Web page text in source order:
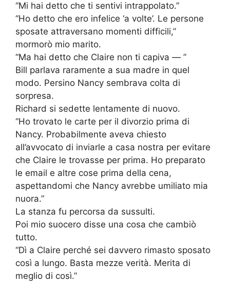
“Mi hai detto che ti sentivi intrappolato.”
“Ho detto che ero infelice ‘a volte’. Le persone
sposate attraversano momenti difficili,”
mormorò mio marito.
“Ma hai detto che Claire non ti capiva — ”
Bill parlava raramente a sua madre in quel
modo. Persino Nancy sembrava colta di
sorpresa.
Richard si sedette lentamente di nuovo.
“Ho trovato le carte per il divorzio prima di
Nancy. Probabilmente aveva chiesto
all’avvocato di inviarle a casa nostra per evitare
che Claire le trovasse per prima. Ho preparato
le email e altre cose prima della cena,
aspettandomi che Nancy avrebbe umiliato mia
nuora.”
La stanza fu percorsa da sussulti.
Poi mio suocero disse una cosa che cambiò
tutto.
“Dì a Claire perché sei davvero rimasto sposato
così a lungo. Basta mezze verità. Merita di
meglio di così.”